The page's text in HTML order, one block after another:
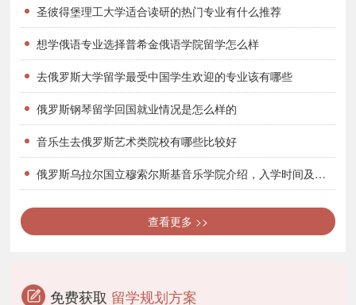
基本上，所有的国家都会要求留学生购买健康保险。这在一
定程度上保障着留学生在外的健康和安全。俄罗斯对外国留学生实行
强制医疗保险制度，每个学生必须在新学年开始交纳医疗保险金。由
于投保公司的不同，医疗保险费一般在100-150美元/年。
6.额外费用
留学还涉及了很多额外的费用支出。如出境必须办理签证，
机票的费用，学校登记注册的费用等等。这些费用加起来大概需要
4000元人民币。
俄罗斯留学本科有哪些优势？
俄罗斯是科教大国，高等教育水平位于世界前列，并拥有许
圣彼得堡理工大学适合读研的热门专业有什么推荐
想学俄语专业选择普希金俄语学院留学怎么样
去俄罗斯大学留学最受中国学生欢迎的专业该有哪些
俄罗斯钢琴留学回国就业情况是怎么样的
音乐生去俄罗斯艺术类院校有哪些比较好
俄罗斯乌拉尔国立穆索尔斯基音乐学院介绍，入学时间及方式有哪些？
查看更多 >>
免费获取 留学规划方案